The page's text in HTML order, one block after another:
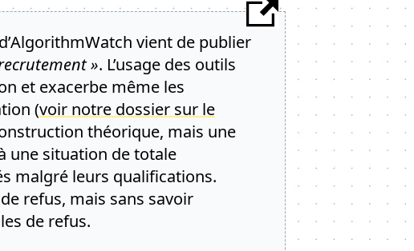
vient de publier
». L’usage des outils
et exacerbe même les
(voir notre dossier sur le
théorique, mais une
une situation de totale
malgré leurs qualifications.
refus, mais sans savoir
de refus.